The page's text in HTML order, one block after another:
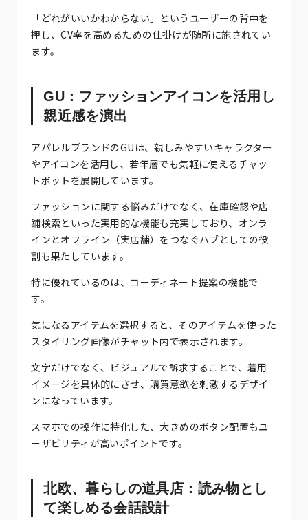
「どれがいいかわからない」というユーザーの背中を
押し、CV率を高めるための仕掛けが随所に施されてい
ます。
GU：ファッションアイコンを活用し
親近感を演出
アパレルブランドのGUは、親しみやすいキャラクター
やアイコンを活用し、若年層でも気軽に使えるチャッ
トボットを展開しています。
ファッションに関する悩みだけでなく、在庫確認や店
舗検索といった実用的な機能も充実しており、オンラ
インとオフライン（実店舗）をつなぐハブとしての役
割も果たしています。
特に優れているのは、コーディネート提案の機能で
す。
気になるアイテムを選択すると、そのアイテムを使った
スタイリング画像がチャット内で表示されます。
文字だけでなく、ビジュアルで訴求することで、着用
イメージを具体的にさせ、購買意欲を刺激するデザイ
ンになっています。
スマホでの操作に特化した、大きめのボタン配置もユ
ーザビリティが高いポイントです。
北欧、暮らしの道具店：読み物とし
て楽しめる会話設計